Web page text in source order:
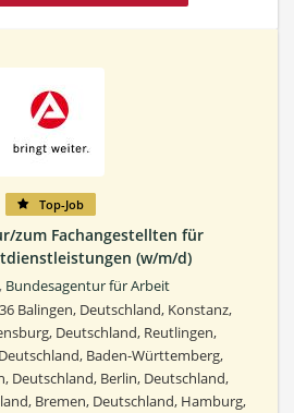
Top-Job
zum Fachangestellten für
(w/m/d)
Bundesagentur für Arbeit
Balingen, Deutschland, Konstanz,
Deutschland, Reutlingen,
Baden-Württemberg,
Deutschland, Berlin, Deutschland,
Bremen, Deutschland, Hamburg,